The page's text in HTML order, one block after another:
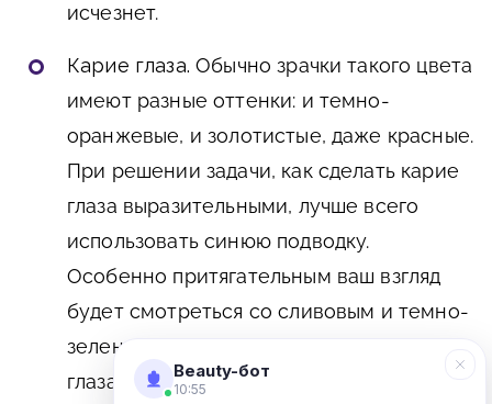
исчезнет.
Карие глаза. Обычно зрачки такого цвета
имеют разные оттенки: и темно-
оранжевые, и золотистые, даже красные.
При решении задачи, как сделать карие
глаза выразительными, лучше всего
использовать синюю подводку.
Особенно притягательным ваш взгляд
будет смотреться со сливовым и темно-
зеленым тоном. Кроме того, таким
глазам подходит бирюзовый и лиловый
Beauty-бот
10:55